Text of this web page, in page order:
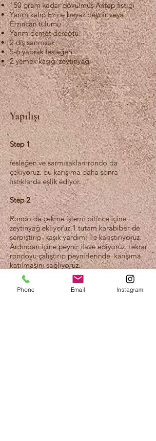
150 gram kadar dövülmüş Antep fıstığı
Yarım kalıp Ezine beyaz peynir veya
Erzincan tulumu
Yarım demet dereotu
2 diş sarımsak
5-6 yaprak fesleğen
2 yemek kaşığı zeytinyağı
Yapılışı
Step 1
fesleğen ve sarmısakları rondo da
çekiyoruz. bu karışıma daha sonra
fıstıklarda eşlik ediyor.
Step 2
Rondo da çekme işlemi bitince içine
zeytinyağ ekliyoruz.1 tutam karabiber de
serpiştirip kaşık yardımı ile karıştırıyoruz.
Ardından içine peynir ilave ediyoruz. tekrar
rondoyu çalıştırıp peynirlerinde karışıma
katılmasını sağlıyoruz.
Step 3
Phone Email Instagram